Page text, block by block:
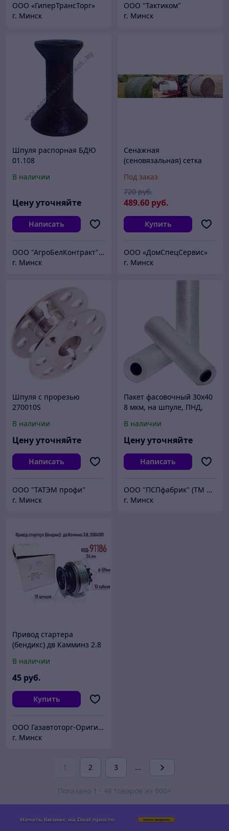
ООО «ГиперТрансТорг»
г. Минск
ООО "Тактиком"
г. Минск
Шпуля распорная БДЮ
01.108
В наличии
Цену уточняйте
Написать
ООО "АгроБелКонтракт" - запчасти для сельскохозяйственной техники заказывайте у нас!
г. Минск
Сенажная
(сеновязальная) сетка
диаметр ø 290мм, шпуля
ø 76мм
Под заказ
489.60 руб.
720 руб.
Купить
ООО «ДомCпецCервис»
г. Минск
Шпуля с прорезью
270010S
В наличии
Цену уточняйте
Написать
ООО "ТАТЭМ профи"
г. Минск
Пакет фасовочный 30х40
8 мкм, на шпуле, ПНД,
рул./кор.. Россия
В наличии
Цену уточняйте
Написать
ООО "ПСПфабрик" (ТМ ПакСервис)
г. Минск
Привод стартера
(бендикс) дв Камминз 2.8
d-59мм 50041111
В наличии
45 руб.
Купить
ООО Газавтоторг-Оригинальные запчасти ГАЗ, УАЗ, Газель Next
г. Минск
1 2 3 ...
Показано 1 - 48 товаров из 600+